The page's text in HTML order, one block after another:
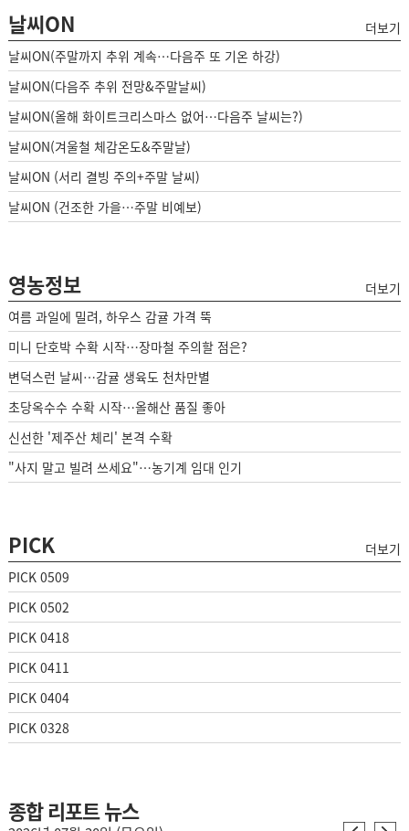
날씨ON
더보기
날씨ON(주말까지 추위 계속…다음주 또 기온 하강)
날씨ON(다음주 추위 전망&주말날씨)
날씨ON(올해 화이트크리스마스 없어…다음주 날씨는?)
날씨ON(겨울철 체감온도&주말날)
날씨ON (서리 결빙 주의+주말 날씨)
날씨ON (건조한 가을…주말 비예보)
영농정보
더보기
여름 과일에 밀려, 하우스 감귤 가격 뚝
미니 단호박 수확 시작…장마철 주의할 점은?
변덕스런 날씨…감귤 생육도 천차만별
초당옥수수 수확 시작…올해산 품질 좋아
신선한 '제주산 체리' 본격 수확
"사지 말고 빌려 쓰세요"…농기계 임대 인기
PICK
더보기
PICK 0509
PICK 0502
PICK 0418
PICK 0411
PICK 0404
PICK 0328
종합 리포트 뉴스